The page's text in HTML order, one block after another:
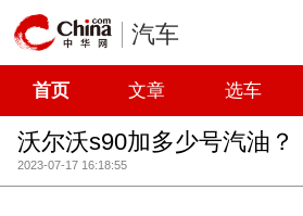
汽车
首页 文章 选车
沃尔沃s90加多少号汽油？
2023-07-17 16:18:55